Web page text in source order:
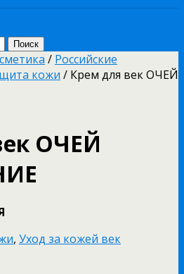
/ Российские
кожи / Крем для век ОЧЕЙ
ОЧЕЙ
, Уход за кожей век